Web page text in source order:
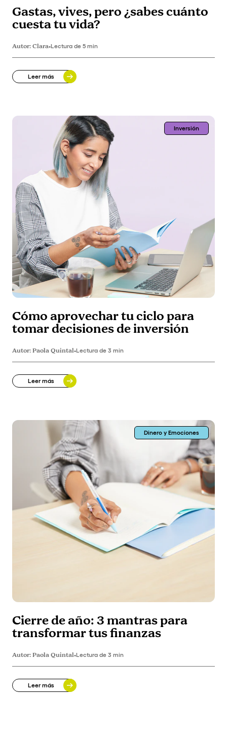
Gastas, vives, pero ¿sabes cuánto
cuesta tu vida?
Autor:Clara•Lectura de 5 min
Leer más
Inversión
Cómo aprovechar tu ciclo para
tomar decisiones de inversión
Autor:Paola Quintal•Lectura de 3 min
Leer más
Dinero y Emociones
Cierre de año: 3 mantras para
transformar tus finanzas
Autor:Paola Quintal•Lectura de 3 min
Leer más